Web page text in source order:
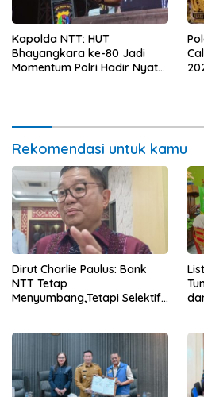
Kapolda NTT: HUT
Bhayangkara ke-80 Jadi
Momentum Polri Hadir Nyata
Rekomendasi untuk kamu
Dirut Charlie Paulus: Bank
NTT Tetap
Menyumbang,Tetapi Selektif